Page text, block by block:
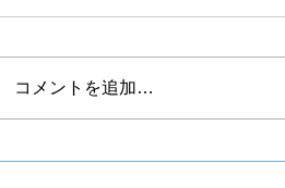
チプカシ
コメントを追加…